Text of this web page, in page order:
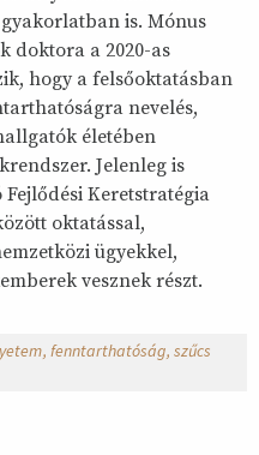
is. Mónus
doktora a 2020-as
hogy a felsőoktatásban
nevelés,
életében
Jelenleg is
Keretstratégia
oktatással,
ügyekkel,
vesznek részt.
fenntarthatóság szűcs